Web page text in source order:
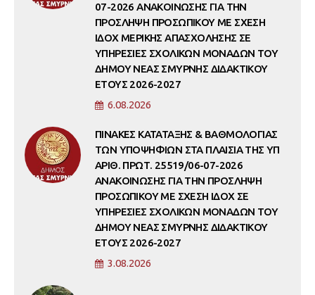
07-2026 ΑΝΑΚΟΙΝΩΣΗΣ ΓΙΑ ΤΗΝ
ΠΡΟΣΛΗΨΗ ΠΡΟΣΩΠΙΚΟΥ ΜΕ ΣΧΕΣΗ
ΙΔΟΧ ΜΕΡΙΚΗΣ ΑΠΑΣΧΟΛΗΣΗΣ ΣΕ
ΥΠΗΡΕΣΙΕΣ ΣΧΟΛΙΚΩΝ ΜΟΝΑΔΩΝ ΤΟΥ
ΔΗΜΟΥ ΝΕΑΣ ΣΜΥΡΝΗΣ ΔΙΔΑΚΤΙΚΟΥ
ΕΤΟΥΣ 2026-2027
6.08.2026
ΠΙΝΑΚΕΣ ΚΑΤΑΤΑΞΗΣ & ΒΑΘΜΟΛΟΓΙΑΣ
ΤΩΝ ΥΠΟΨΗΦΙΩΝ ΣΤΑ ΠΛΑΙΣΙΑ ΤΗΣ ΥΠ
ΑΡΙΘ. ΠΡΩΤ. 25519/06-07-2026
ΑΝΑΚΟΙΝΩΣΗΣ ΓΙΑ ΤΗΝ ΠΡΟΣΛΗΨΗ
ΠΡΟΣΩΠΙΚΟΥ ΜΕ ΣΧΕΣΗ ΙΔΟΧ ΣΕ
ΥΠΗΡΕΣΙΕΣ ΣΧΟΛΙΚΩΝ ΜΟΝΑΔΩΝ ΤΟΥ
ΔΗΜΟΥ ΝΕΑΣ ΣΜΥΡΝΗΣ ΔΙΔΑΚΤΙΚΟΥ
ΕΤΟΥΣ 2026-2027
3.08.2026